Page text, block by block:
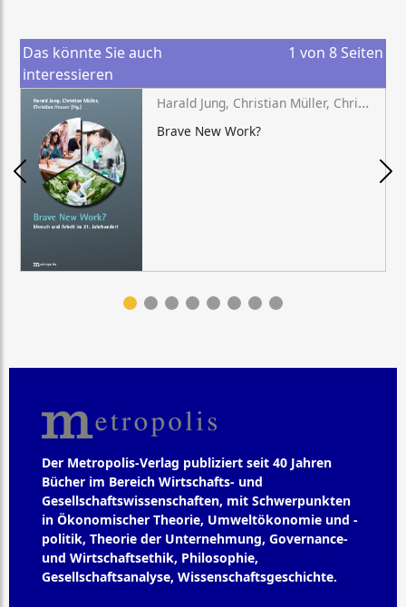
Das könnte Sie auch
interessieren
1 von 8 Seiten
Harald Jung, Christian Müller, Christian Heuser (Hg.)
Brave New Work?
Der Metropolis-Verlag publiziert seit 40 Jahren
Bücher im Bereich Wirtschafts- und
Gesellschaftswissenschaften, mit Schwerpunkten
in Ökonomischer Theorie, Umweltökonomie und -
politik, Theorie der Unternehmung, Governance-
und Wirtschaftsethik, Philosophie,
Gesellschaftsanalyse, Wissenschaftsgeschichte.